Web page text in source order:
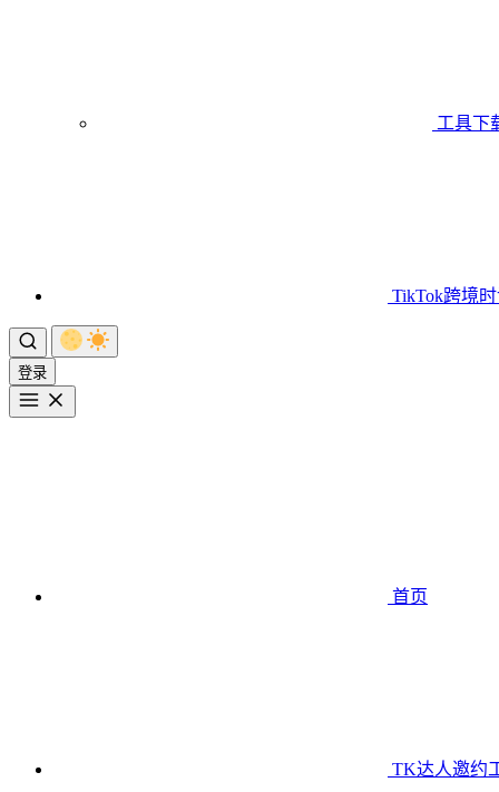
工具下
TikTok跨境
登录
首页
TK达人邀约